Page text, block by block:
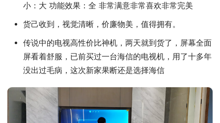
小：大 功能效果：全 非常满意非常喜欢非常完美
货己收到，视觉清晰，价廉物美，值得拥有。
传说中的电视高性价比神机，两天就到货了，屏幕全面
屏看着舒服，已前买过一台海信的电视机，用了十多年
没出过毛病，这次新家果断还是选择海信